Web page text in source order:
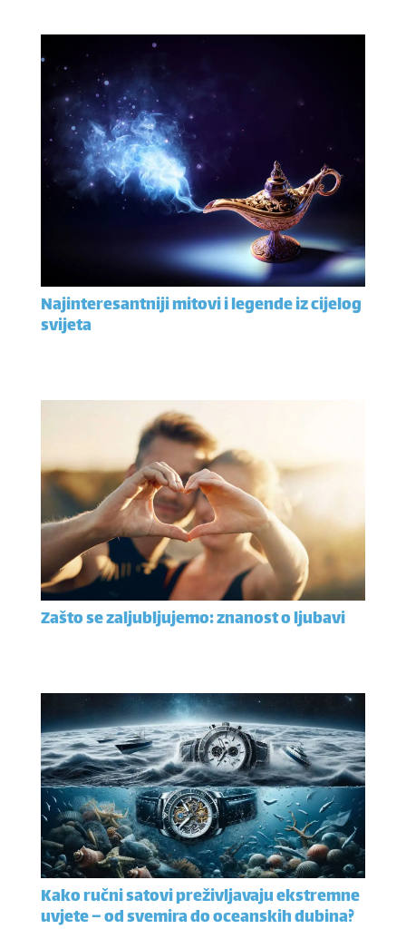
Najinteresantniji mitovi i legende iz cijelog
svijeta
Zašto se zaljubljujemo: znanost o ljubavi
Kako ručni satovi preživljavaju ekstremne
uvjete – od svemira do oceanskih dubina?